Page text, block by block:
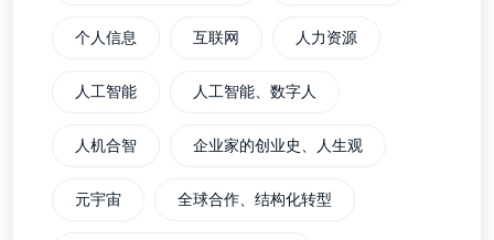
个人信息 互联网 人力资源
人工智能 人工智能、数字人
人机合智 企业家的创业史、人生观
元宇宙 全球合作、结构化转型